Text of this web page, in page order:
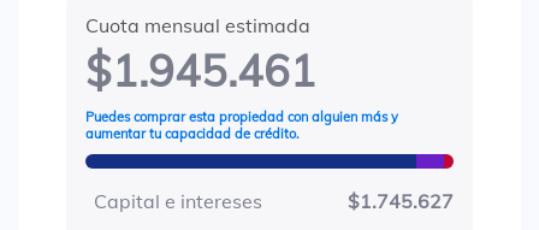
Cuota mensual estimada
$1.945.461
Puedes comprar esta propiedad con alguien más y
aumentar tu capacidad de crédito.
Capital e intereses
$1.745.627